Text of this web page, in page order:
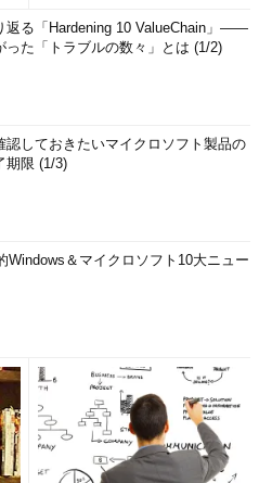
返る「Hardening 10 ValueChain」――
った「トラブルの数々」とは (1/2)
認しておきたいマイクロソフト製品の
期限 (1/3)
Windows＆マイクロソフト10大ニュー